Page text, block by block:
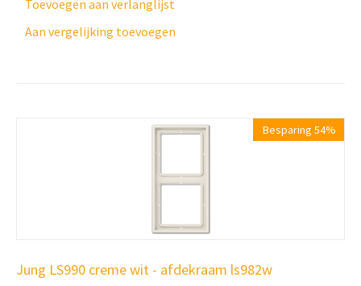
Toevoegen aan verlanglijst
Aan vergelijking toevoegen
Besparing 54%
Jung LS990 creme wit - afdekraam ls982w